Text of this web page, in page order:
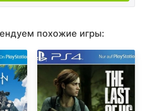
похожие игры: